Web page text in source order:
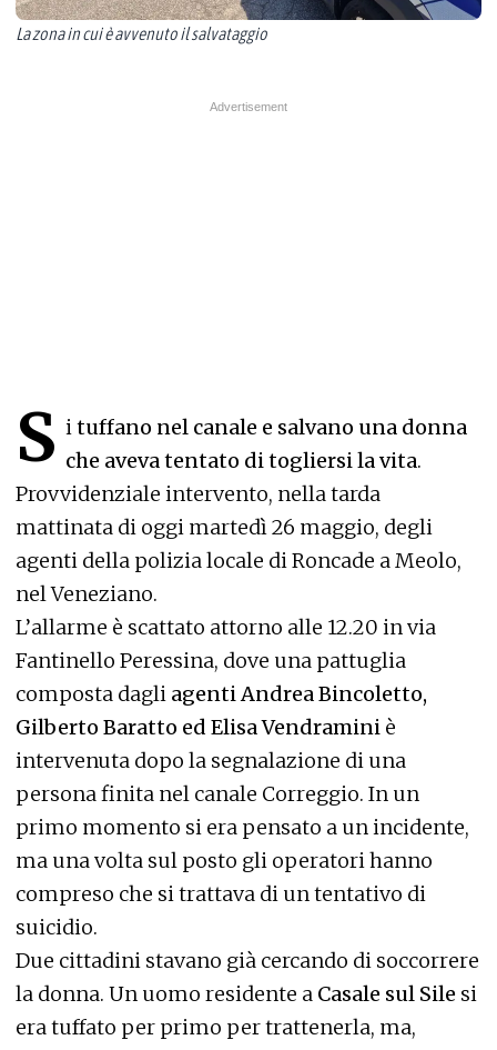
La zona in cui è avvenuto il salvataggio
S ituffano nel canale e salvano una donna
che aveva tentato di togliersi la vita.
Provvidenziale intervento, nella tarda
mattinata di oggi martedì 26 maggio, degli
agenti della polizia locale di Roncade a Meolo,
nel Veneziano.
L’allarme è scattato attorno alle 12.20 in via
Fantinello Peressina, dove una pattuglia
composta dagli agenti Andrea Bincoletto,
Gilberto Baratto ed Elisa Vendramini è
intervenuta dopo la segnalazione di una
persona finita nel canale Correggio. In un
primo momento si era pensato a un incidente,
ma una volta sul posto gli operatori hanno
compreso che si trattava di un tentativo di
suicidio.
Due cittadini stavano già cercando di soccorrere
la donna. Un uomo residente a Casale sul Sile si
era tuffato per primo per trattenerla, ma,